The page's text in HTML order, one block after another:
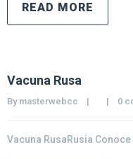
READ MORE
Vacuna Rusa
By masterwebcc | | 0
Vacuna RusaRusia